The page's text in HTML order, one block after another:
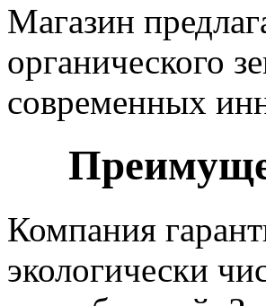
Магазин
органического
современных
Компания
экологически